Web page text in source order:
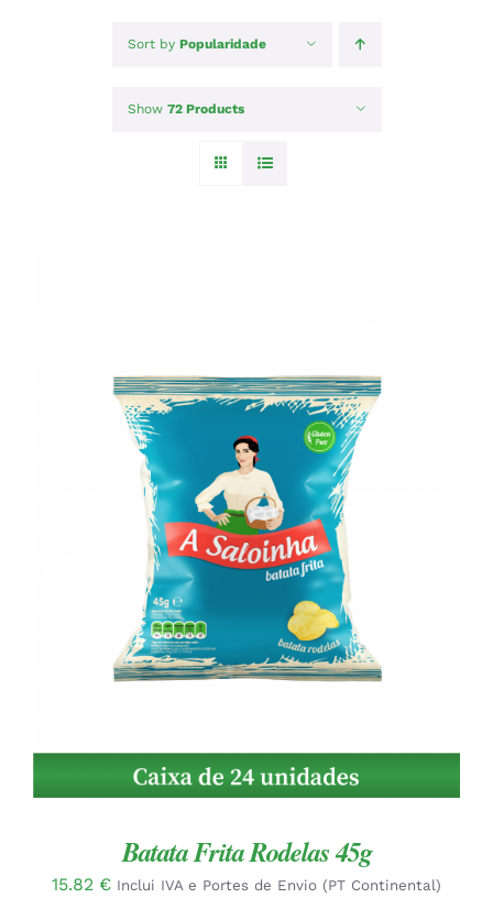
Sort by Popularidade
Show 72 Products
ADICIONAR
DETALHES
Batata Frita Rodelas 45g
15.82 € Inclui IVA e Portes de Envio (PT Continental)